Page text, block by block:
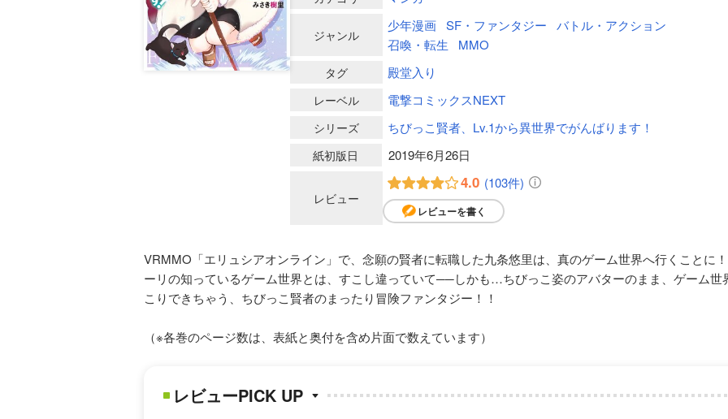
ジャンル
少年漫画 SF・ファンタジー
バトル・アクション
召喚・転生
MMO
タグ 殿堂入り
レーベル 電撃コミックスNEXT
シリーズ ちびっこ賢者、Lv.1から異世界でがんばります！
紙初版日 2019年6月26日
レビュー
4.0 (103件)
レビューを書く
VRMMO「エリュシアオンライン」で、念願の賢者に転職した九条悠里は、真のゲーム世界へ行くことに
ーリの知っているゲーム世界とは、すこし違っていて──しかも…ちびっこ姿のアバターのまま、ゲーム世
こりできちゃう、ちびっこ賢者のまったり冒険ファンタジー！！
（※各巻のページ数は、表紙と奥付を含め片面で数えています）
レビューPICK UP